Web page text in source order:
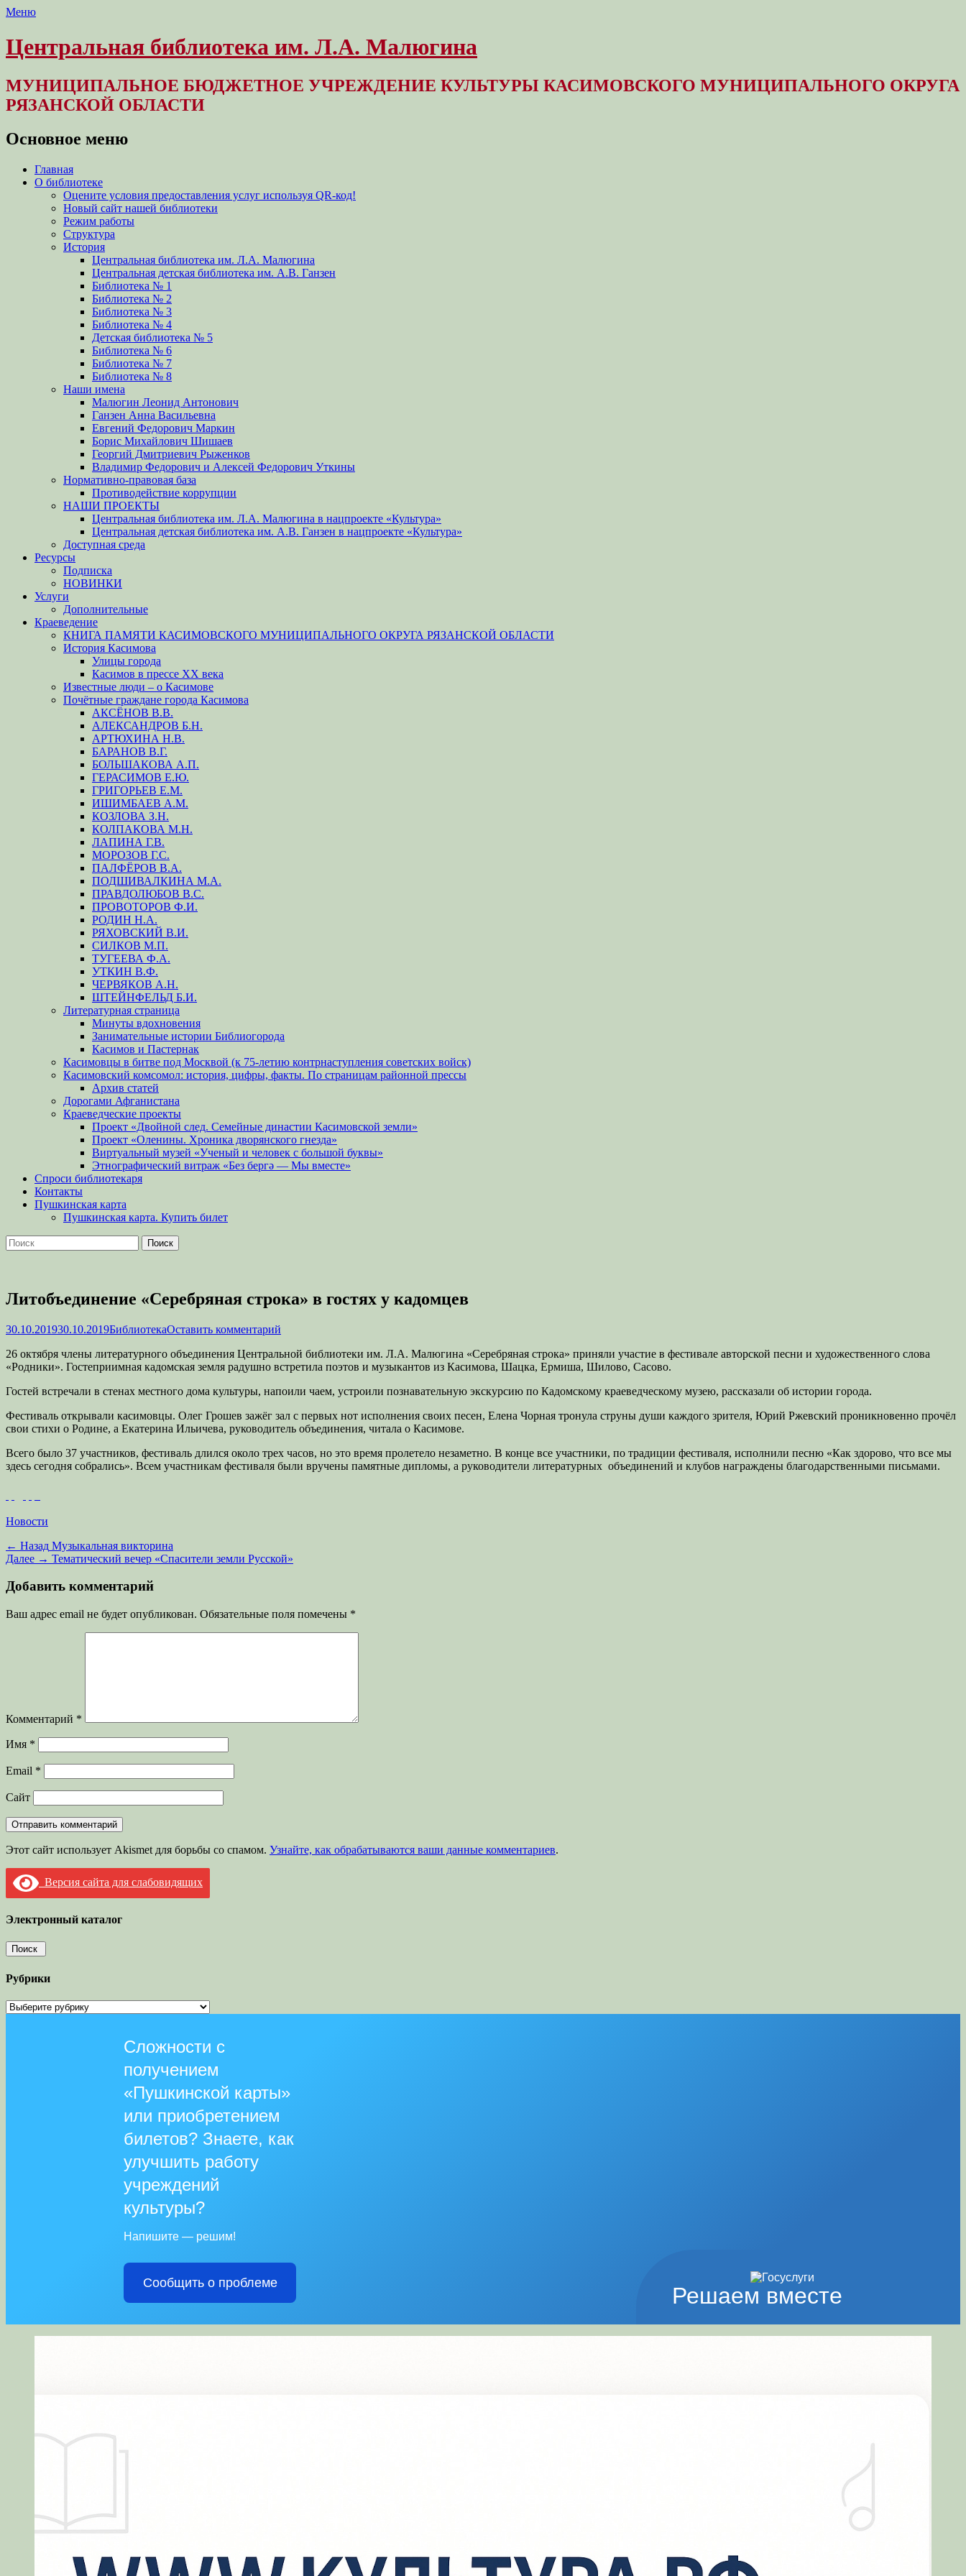
Меню
Центральная библиотека им. Л.А. Малюгина
МУНИЦИПАЛЬНОЕ БЮДЖЕТНОЕ УЧРЕЖДЕНИЕ КУЛЬТУРЫ КАСИМОВСКОГО МУНИЦИПАЛЬНОГО ОКРУГА
РЯЗАНСКОЙ ОБЛАСТИ
Основное меню
Перейти
содержимому
Главная
О библиотеке
Оцените условия предоставления услуг используя QR-код!
Новый сайт нашей библиотеки
Режим работы
Структура
История
Центральная библиотека им. Л.А. Малюгина
Центральная детская библиотека им. А.В. Ганзен
Библиотека № 1
Библиотека № 2
Библиотека № 3
Библиотека № 4
Детская библиотека № 5
Библиотека № 6
Библиотека № 7
Библиотека № 8
Наши имена
Малюгин Леонид Антонович
Ганзен Анна Васильевна
Евгений Федорович Маркин
Борис Михайлович Шишаев
Георгий Дмитриевич Рыженков
Владимир Федорович и Алексей Федорович Уткины
Нормативно-правовая база
Противодействие коррупции
НАШИ ПРОЕКТЫ
Центральная библиотека им. Л.А. Малюгина в нацпроекте «Культура»
Центральная детская библиотека им. А.В. Ганзен в нацпроекте «Культура»
Доступная среда
Ресурсы
Подписка
НОВИНКИ
Услуги
Дополнительные
Краеведение
КНИГА ПАМЯТИ КАСИМОВСКОГО МУНИЦИПАЛЬНОГО ОКРУГА РЯЗАНСКОЙ ОБЛАСТИ
История Касимова
Улицы города
Касимов в прессе XX века
Известные люди – о Касимове
Почётные граждане города Касимова
АКСЁНОВ В.В.
АЛЕКСАНДРОВ Б.Н.
АРТЮХИНА Н.В.
БАРАНОВ В.Г.
БОЛЬШАКОВА А.П.
ГЕРАСИМОВ Е.Ю.
ГРИГОРЬЕВ Е.М.
ИШИМБАЕВ А.М.
КОЗЛОВА З.Н.
КОЛПАКОВА М.Н.
ЛАПИНА Г.В.
МОРОЗОВ Г.С.
ПАЛФЁРОВ В.А.
ПОДШИВАЛКИНА М.А.
ПРАВДОЛЮБОВ В.С.
ПРОВОТОРОВ Ф.И.
РОДИН Н.А.
РЯХОВСКИЙ В.И.
СИЛКОВ М.П.
ТУГЕЕВА Ф.А.
УТКИН В.Ф.
ЧЕРВЯКОВ А.Н.
ШТЕЙНФЕЛЬД Б.И.
Литературная страница
Минуты вдохновения
Занимательные истории Библиогорода
Касимов и Пастернак
Касимовцы в битве под Москвой (к 75-летию контрнаступления советских войск)
Касимовский комсомол: история, цифры, факты. По страницам районной прессы
Архив статей
Дорогами Афганистана
Краеведческие проекты
Проект «Двойной след. Семейные династии Касимовской земли»
Проект «Оленины. Хроника дворянского гнезда»
Виртуальный музей «Ученый и человек с большой буквы»
Этнографический витраж «Без бергə — Мы вместе»
Спроси библиотекаря
Контакты
Пушкинская карта
Пушкинская карта. Купить билет
Поиск
Найти:
Литобъединение «Серебряная строка» в гостях у кадомцев
Опубликовано
30.10.201930.10.2019Автор
БиблиотекаОставить комментарий
26 октября члены литературного объединения Центральной библиотеки им. Л.А. Малюгина «Серебряная строка» приняли участие в фестивале авторской песни и художественного слова
«Родники». Гостеприимная кадомская земля радушно встретила поэтов и музыкантов из Касимова, Шацка, Ермиша, Шилово, Сасово.
Гостей встречали в стенах местного дома культуры, напоили чаем, устроили познавательную экскурсию по Кадомскому краеведческому музею, рассказали об истории города.
Фестиваль открывали касимовцы. Олег Грошев зажёг зал с первых нот исполнения своих песен, Елена Чорная тронула струны души каждого зрителя, Юрий Ржевский проникновенно прочёл
свои стихи о Родине, а Екатерина Ильичева, руководитель объединения, читала о Касимове.
Всего было 37 участников, фестиваль длился около трех часов, но это время пролетело незаметно. В конце все участники, по традиции фестиваля, исполнили песню «Как здорово, что все мы
здесь сегодня собрались». Всем участникам фестиваля были вручены памятные дипломы, а руководители литературных объединений и клубов награждены благодарственными письмами.
Категории
Новости
Навигация
по
записям
← Назад Предыдущая
запись:
Музыкальная викторина
Далее → Следующая
Тематический вечер «Спасители земли Русской»
Добавить комментарий
Ваш адрес email не будет опубликован. Обязательные поля помечены *
Комментарий *
Имя *
Email *
Сайт
Этот сайт использует Akismet для борьбы со спамом. Узнайте, как обрабатываются ваши данные комментариев.
Версия сайта для слабовидящих
Электронный каталог
Рубрики
Рубрики
Решаем вместе
Сложности с
получением
«Пушкинской карты»
или приобретением
билетов? Знаете, как
улучшить работу
учреждений
культуры?
Напишите — решим!
Сообщить о проблеме